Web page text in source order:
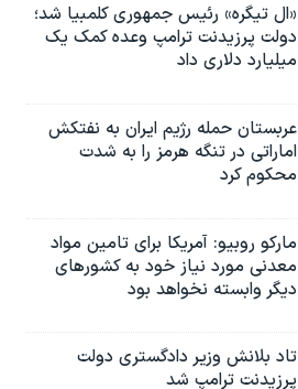
«ال تیگره» رئیس جمهوری کلمبیا شد؛
دولت پرزیدنت ترامپ وعده کمک یک
میلیارد دلاری داد
عربستان حمله رژیم ایران به نفتکش
اماراتی در تنگه هرمز را به‌ شدت
محکوم کرد
مارکو روبیو: آمریکا برای تامین مواد
معدنی مورد نیاز خود به کشورهای
دیگر وابسته نخواهد بود
تاد بلانش وزیر دادگستری دولت
پرزیدنت ترامپ شد